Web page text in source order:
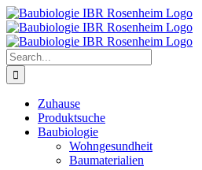
Search
for:
Zuhause
Produktsuche
Baubiologie
Wohngesundheit
Baumaterialien